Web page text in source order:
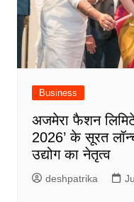
Business
अजमेरा फैशन
2026’ के सूरत
उद्योग का नेतृत्व
deshpatrika